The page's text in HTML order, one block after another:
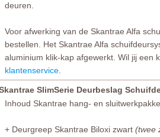
deuren.
Voor afwerking van de Skantrae Alfa
bestellen. Het Skantrae Alfa
aluminium klik-kap afgewerkt. Wil jij een
klantenservice
SlimSerie Deurbeslag
Inhoud Skantrae hang- en
+ Deurgreep Skantrae Biloxi zwart (twee